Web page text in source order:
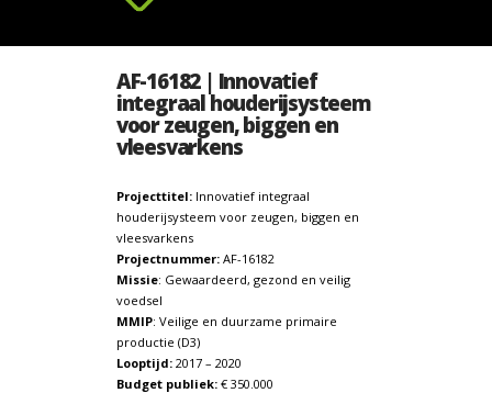
AF-16182 | Innovatief
integraal houderijsysteem
voor zeugen, biggen en
vleesvarkens
Projecttitel:Innovatief integraal
houderijsysteem voor zeugen, biggen en
vleesvarkens
Projectnummer:AF-16182
Missie: Gewaardeerd, gezond en veilig
voedsel
MMIP: Veilige en duurzame primaire
productie (D3)
Looptijd:2017 – 2020
Budget publiek:€ 350.000